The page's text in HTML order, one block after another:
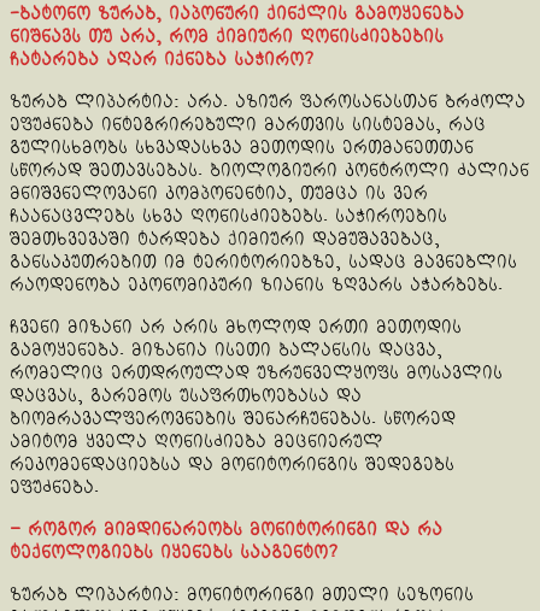
-ბატონო ზურაბ, იაპონური ქინქლის გამოყენება
ნიშნავს თუ არა, რომ ქიმიური ღონისძიებების
ჩატარება აღარ იქნება საჭირო?
ზურაბ ლიპარტია: არა. აზიურ ფაროსანასთან ბრძოლა
ეფუძნება ინტეგრირებული მართვის სისტემას, რაც
გულისხმობს სხვადასხვა მეთოდის ერთმანეთთან
სწორად შეთავსებას. ბიოლოგიური კონტროლი ძალიან
მნიშვნელოვანი კომპონენტია, თუმცა ის ვერ
ჩაანაცვლებს სხვა ღონისძიებებს. საჭიროების
შემთხვევაში ტარდება ქიმიური დამუშავებაც,
განსაკუთრებით იმ ტერიტორიებზე, სადაც მავნებლის
რაოდენობა ეკონომიკური ზიანის ზღვარს აჭარბებს.
ჩვენი მიზანი არ არის მხოლოდ ერთი მეთოდის
გამოყენება. მიზანია ისეთი ბალანსის დაცვა,
რომელიც ერთდროულად უზრუნველყოფს მოსავლის
დაცვას, გარემოს უსაფრთხოებასა და
ბიომრავალფეროვნების შენარჩუნებას. სწორედ
ამიტომ ყველა ღონისძიება მეცნიერულ
რეკომენდაციებსა და მონიტორინგის შედეგებს
ეფუძნება.
– როგორ მიმდინარეობს მონიტორინგი და რა
ტექნოლოგიებს იყენებს სააგენტო?
ზურაბ ლიპარტია: მონიტორინგი მთელი სეზონის